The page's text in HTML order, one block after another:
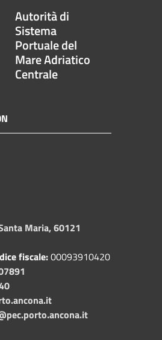
Autorità di
Sistema
Portuale del
Mare Adriatico
Centrale
Maria, 60121
fiscale:00093910420